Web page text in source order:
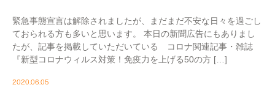
緊急事態宣言は解除されましたが、まだまだ不安な日々を過ごし
ておられる方も多いと思います。 本日の新聞広告にもありまし
たが、記事を掲載していただいている コロナ関連記事・雑誌
『新型コロナウィルス対策！免疫力を上げる50の方 […]
2020.06.05